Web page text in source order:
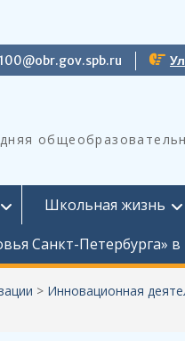
Школьная жизнь
Санкт-Петербурга» в
> Инновационная